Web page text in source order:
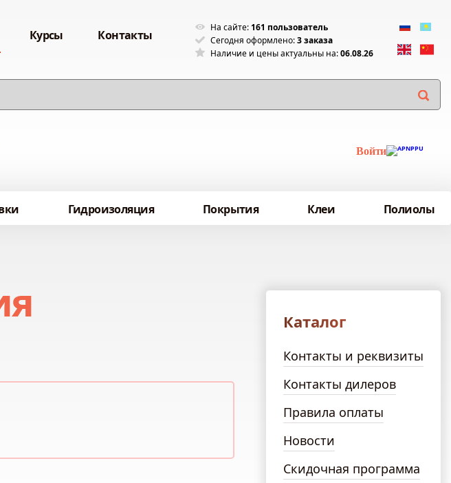
Курсы Контакты
На сайте:161 пользователь
Сегодня оформлено:3 заказа
Наличие и цены актуальны на:06.08.26
Войти
Гидроизоляция Покрытия Клеи Полиолы
Каталог
Контакты и реквизиты
Контакты дилеров
Правила оплаты
Новости
Скидочная программа